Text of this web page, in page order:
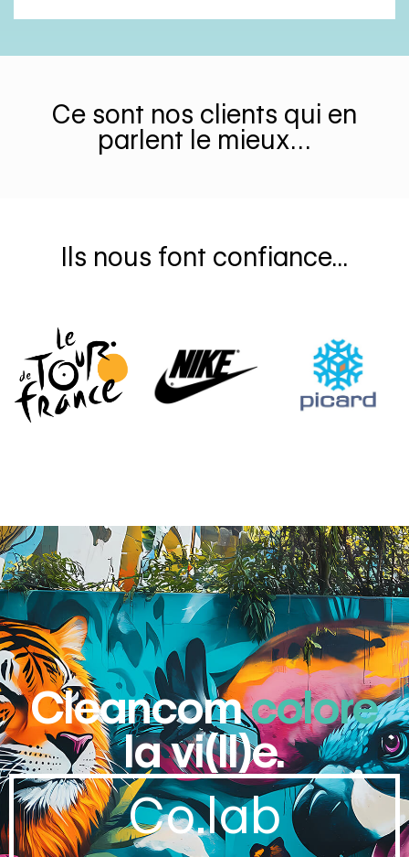
Ce sont nos clients qui en
parlent le mieux…
Ils nous font confiance...
Cleancomcolore
la vi(ll)e.
Co.lab